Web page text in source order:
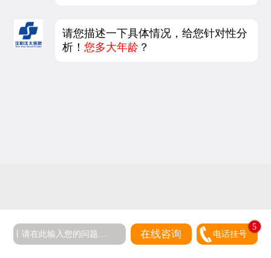
请您描述一下具体情况，给您针对性分
析！您多大年龄 ？
在线咨询 电话挂号
5